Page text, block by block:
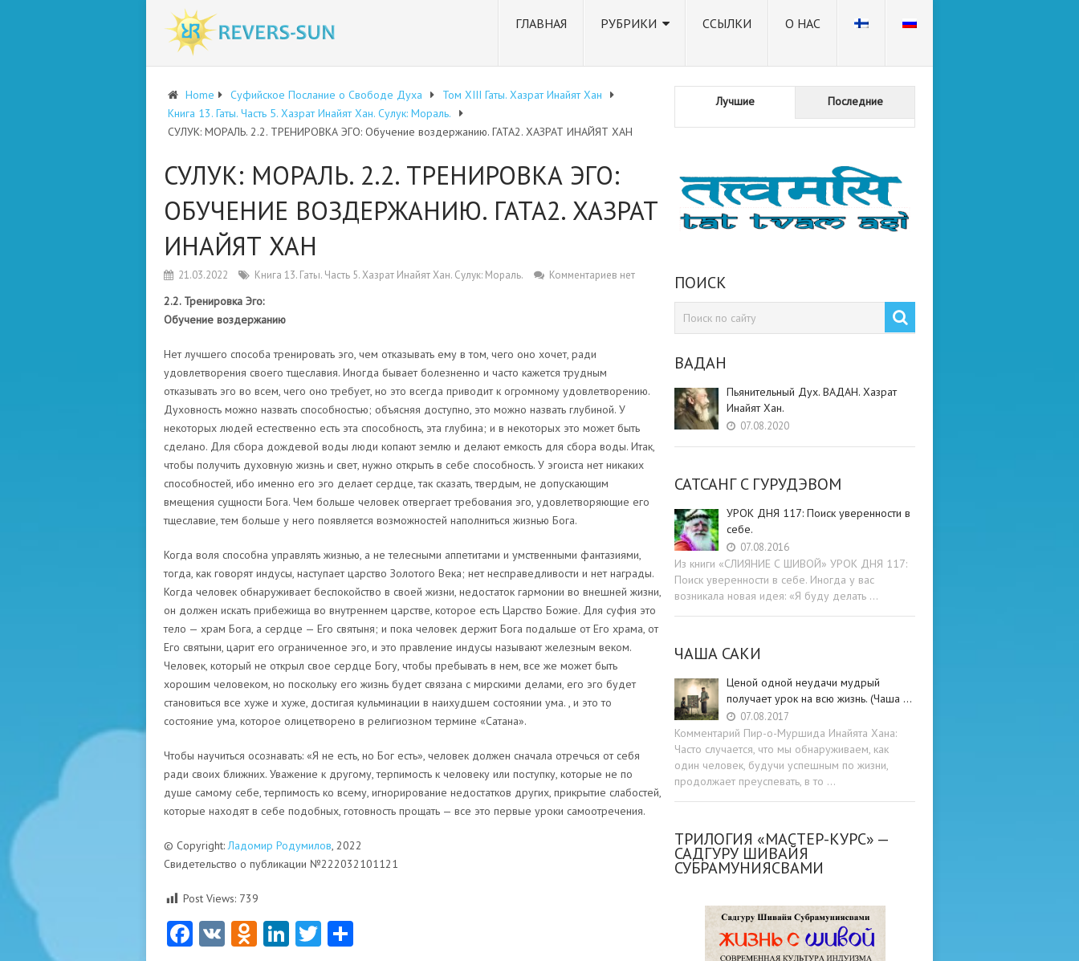
ГЛАВНАЯ РУБРИКИ ССЫЛКИ О НАС
Home Суфийское Послание о Свободе Духа
Том XIII Гаты. Хазрат Инайят Хан
Книга 13. Гаты. Часть 5. Хазрат Инайят Хан. Сулук: Мораль.
СУЛУК: МОРАЛЬ. 2.2. ТРЕНИРОВКА ЭГО: Обучение воздержанию. ГАТА2. ХАЗРАТ ИНАЙЯТ ХАН
СУЛУК: МОРАЛЬ. 2.2. ТРЕНИРОВКА ЭГО:
ОБУЧЕНИЕ ВОЗДЕРЖАНИЮ. ГАТА2. ХАЗРАТ
ИНАЙЯТ ХАН
21.03.2022 Книга 13. Гаты. Часть 5. Хазрат Инайят Хан. Сулук: Мораль. Комментариев нет
2.2. Тренировка Эго:
Обучение воздержанию
Нет лучшего способа тренировать эго, чем отказывать ему в том, чего оно хочет, ради
удовлетворения своего тщеславия. Иногда бывает болезненно и часто кажется трудным
отказывать эго во всем, чего оно требует, но это всегда приводит к огромному удовлетворению.
Духовность можно назвать способностью; объясняя доступно, это можно назвать глубиной. У
некоторых людей естественно есть эта способность, эта глубина; и в некоторых это может быть
сделано. Для сбора дождевой воды люди копают землю и делают емкость для сбора воды. Итак,
чтобы получить духовную жизнь и свет, нужно открыть в себе способность. У эгоиста нет никаких
способностей, ибо именно его эго делает сердце, так сказать, твердым, не допускающим
вмещения сущности Бога. Чем больше человек отвергает требования эго, удовлетворяющие его
тщеславие, тем больше у него появляется возможностей наполниться жизнью Бога.
Когда воля способна управлять жизнью, а не телесными аппетитами и умственными фантазиями,
тогда, как говорят индусы, наступает царство Золотого Века; нет несправедливости и нет награды.
Когда человек обнаруживает беспокойство в своей жизни, недостаток гармонии во внешней жизни,
он должен искать прибежища во внутреннем царстве, которое есть Царство Божие. Для суфия это
тело — храм Бога, а сердце — Его святыня; и пока человек держит Бога подальше от Его храма, от
Его святыни, царит его ограниченное эго, и это правление индусы называют железным веком.
Человек, который не открыл свое сердце Богу, чтобы пребывать в нем, все же может быть
хорошим человеком, но поскольку его жизнь будет связана с мирскими делами, его эго будет
становиться все хуже и хуже, достигая кульминации в наихудшем состоянии ума. , и это то
состояние ума, которое олицетворено в религиозном термине «Сатана».
Чтобы научиться осознавать: «Я не есть, но Бог есть», человек должен сначала отречься от себя
ради своих ближних. Уважение к другому, терпимость к человеку или поступку, которые не по
душе самому себе, терпимость ко всему, игнорирование недостатков других, прикрытие слабостей,
которые находят в себе подобных, готовность прощать — все это первые уроки самоотречения.
© Copyright:Ладомир Родумилов, 2022
Свидетельство о публикации №222032101121
Post Views: 739
Facebook
VKOdnoklassniki
LinkedIn
TwitterОтправить
Лучшие Последние
ПОИСК
ВАДАН
Пьянительный Дух. ВАДАН. Хазрат
Инайят Хан.
07.08.2020
САТСАНГ C ГУРУДЭВОМ
УРОК ДНЯ 117: Поиск уверенности в
себе.
07.08.2016
Из книги «СЛИЯНИЕ С ШИВОЙ» УРОК ДНЯ 117:
Поиск уверенности в себе. Иногда у вас
возникала новая идея: «Я буду делать …
ЧАША САКИ
Ценой одной неудачи мудрый
получает урок на всю жизнь. (Чаша …
07.08.2017
Комментарий Пир-о-Муршида Инайята Хана:
Часто случается, что мы обнаруживаем, как
один человек, будучи успешным по жизни,
продолжает преуспевать, в то …
ТРИЛОГИЯ «МАСТЕР-КУРС» —
САДГУРУ ШИВАЙЯ
СУБРАМУНИЯСВАМИ